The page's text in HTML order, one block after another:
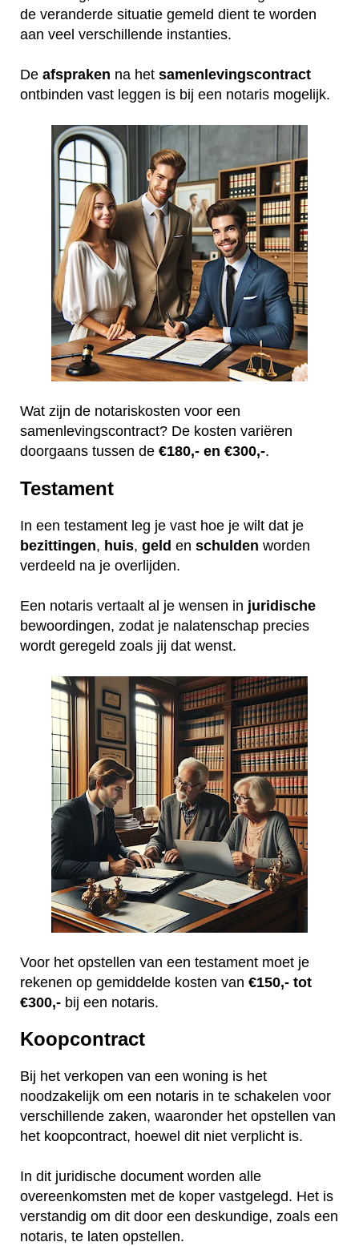
de veranderde situatie gemeld dient te worden
aan veel verschillende instanties.
De afspraken na het samenlevingscontract
ontbinden vast leggen is bij een notaris mogelijk.
Wat zijn de notariskosten voor een
samenlevingscontract? De kosten variëren
doorgaans tussen de €180,- en €300,-.
Testament
In een testament leg je vast hoe je wilt dat je
bezittingen, huis, geld en schulden worden
verdeeld na je overlijden.
Een notaris vertaalt al je wensen in juridische
bewoordingen, zodat je nalatenschap precies
wordt geregeld zoals jij dat wenst.
Voor het opstellen van een testament moet je
rekenen op gemiddelde kosten van €150,- tot
€300,- bij een notaris.
Koopcontract
Bij het verkopen van een woning is het
noodzakelijk om een notaris in te schakelen voor
verschillende zaken, waaronder het opstellen van
het koopcontract, hoewel dit niet verplicht is.
In dit juridische document worden alle
overeenkomsten met de koper vastgelegd. Het is
verstandig om dit door een deskundige, zoals een
notaris, te laten opstellen.